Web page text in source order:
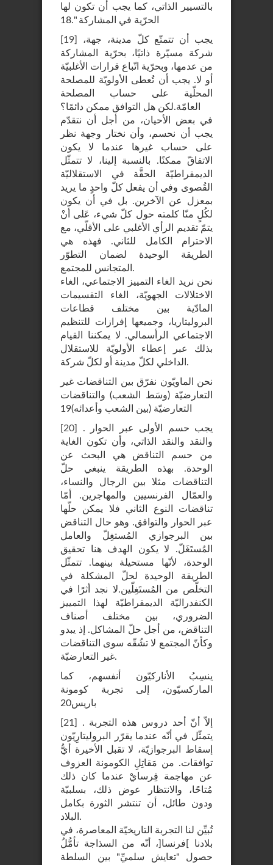
بالتسيير الذاتي، كما يجب أن تكون لها
الحرّية في المشاركة ".18
[19] يجب أن تتمتّع كلّ مدينة، جهة،
شركة مسيّرة ذاتيًا، بحرّية المشاركة
من عدمها، وبحرّية اتّباع قرارات الأغلبيّة
أو لا. يجب أن تُعطى الأولويّة للمصلحة
المحلّية على حساب المصلحة
العامّة.لكن هل التوافق ممكن دائمًا؟
في بعض الأحيان، من أجل أن نتقدّم
يجب أن نحسم، وأن نختار وجهة نظر
على حساب غيرها عندما لا يكون
الاتفاقّ ممكنًا. بالنسبة إلينا، لا تتمثّل
الديمقراطيّة الحقَّة في الاستقلاليّة
القُصوى وفي أن يفعل كلّ واحدٍ ما يريد
بمعزل عن الآخرين. بل في أن يكون
لكُلٍ منّا كلمته حول كلّ شيء، عَلى أنْ
يتمّ تقديم الرأي الأغلبي على الأقلّي، مع
الاحترام الكامل للثاني. فهذه هي
الطريقة الوحيدة لضمان التطوّر
المتجانس للمجتمع.
نحن نريد الغاء التمييز الاجتماعي، الغاء
الاختلالات الجهويّة، الغاء التقسيمات
المادّية بين مختلف قطاعات
البروليتاريا، وجميعها إفرازات للتنظيم
الاجتماعي الرأسمالي. لا يمكننا القيام
بذلك عبر إعطاء الأولويّة للاستقلال
الداخلي لكلّ مدينة أو لكلّ شركة.
نحن الماويّون نفرّق بين التناقضات غير
التعارضيّة (وسَط الشعب) والتناقضات
التعارضيّة (بين الشعب وأعدائه)19
[20] . يجب حسم الأولى عبر الحوار
والنقد والنقد الذاتي، وأن تكون الغاية
من حسم التناقض هي البحث عن
الوحدة. بهذه الطريقة ينبغي حلّ
التناقضات مثلا بين الرجال والنساء،
والعمّال الفرنسيين والمهاجرين. أمّا
تناقضات النوع الثاني فلا يمكن حلّها
عبر الحوار والتوافق. وهو حال التناقض
بين البرجوازي المُستغِلّ والعامل
المُستَغَلّ. لا يكون الهدف هنا تحقيق
الوحدة، لأنّها مستحيلة بينهما. تتمثّل
الطريقة الوحيدة لحلّ المشكلة في
التخلّص من المُستَغِلّين.لا نجد أثرًا في
الكنفدراليّة الديمقراطيّة لهذا التمييز
الضروري، بين مختلف أصناف
التناقض، من أجل حلّ المشاكل. إذ يبدو
وكأنّ المجتمع لا تشُقّه سوى التناقضات
غير التعارضيّة.
ينسِبُ الأناركيّون أنفسهم، كما
الماركسيّون، إلى تجربة كومونة
باريس20
[21 ] . إلاّ أنّ أحد دروس هذه التجربة
يتمثّل في أنّه عندما يقرّر البروليتارِيّون
إسقاط البرجوازيّة، لا تقبل الأخيرة أيُّ
توافقات. من مَقاتِلِ الكومونة العزوف
عن مهاجمة فِرسايْ عندما كان ذلك
مُتاحًا، والانتظار عوض ذلك، بسلبيّة
ودون طائل، أن تنتشر الثورة بكامل
البلاد.
تُبيِّن لنا التجربة التاريخيّة المعاصرة، في
بلادنا ]فرنسا[، أنّه من السذاجة تأمُّلُ
حصول "تعايش سلميِّ" بين السلطة